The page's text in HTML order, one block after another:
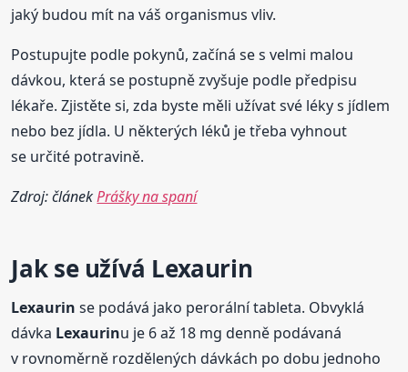
jaký budou mít na váš organismus vliv.
Postupujte podle pokynů, začíná se s velmi malou
dávkou, která se postupně zvyšuje podle předpisu
lékaře. Zjistěte si, zda byste měli užívat své léky s jídlem
nebo bez jídla. U některých léků je třeba vyhnout
se určité potravině.
Zdroj: článekPrášky na spaní
Jak se užívá Lexaurin
Lexaurin se podává jako perorální tableta. Obvyklá
dávka Lexaurinu je 6 až 18 mg denně podávaná
v rovnoměrně rozdělených dávkách po dobu jednoho